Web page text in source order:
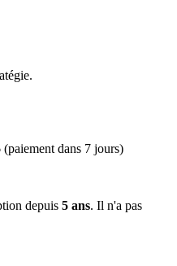
(paiement dans 7 jours)
depuis 5 ans. Il n'a pas